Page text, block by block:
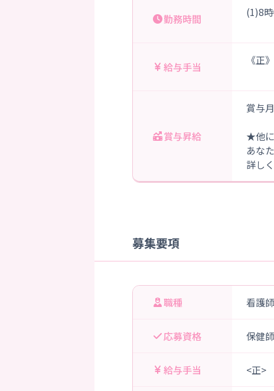
勤務時間
(1)8
※
給与手当
《正
※
賞与昇給
賞与
★他
あな
詳し
募集要項
職種 看護
応募資格 保健師
給与手当 <正>